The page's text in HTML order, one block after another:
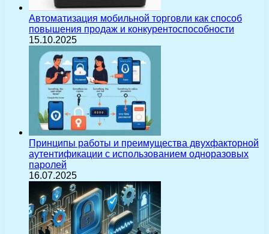
Автоматизация мобильной торговли как способ
повышения продаж и конкурентоспособности
15.10.2025
Принципы работы и преимущества двухфакторной
аутентификации с использованием одноразовых
паролей
16.07.2025